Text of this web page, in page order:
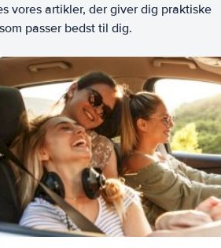
vores artikler, der giver dig praktiske
passer bedst til dig.